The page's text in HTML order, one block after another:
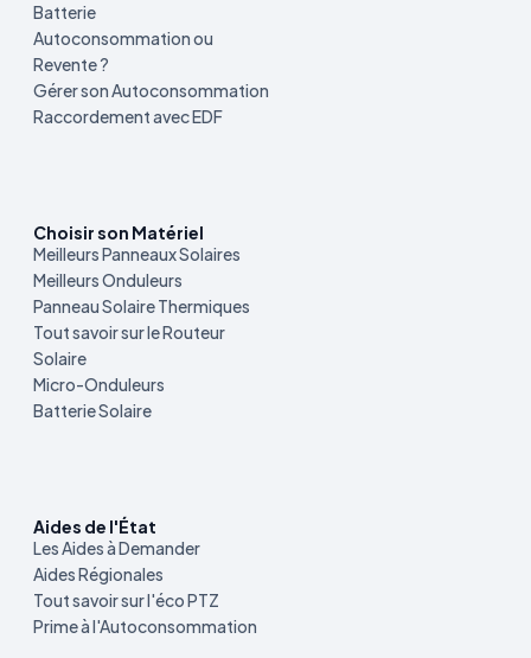
Batterie
Autoconsommation ou
Revente ?
Gérer son Autoconsommation
Raccordement avec EDF
Choisir son Matériel
Meilleurs Panneaux Solaires
Meilleurs Onduleurs
Panneau Solaire Thermiques
Tout savoir sur le Routeur
Solaire
Micro-Onduleurs
Batterie Solaire
Aides de l'État
Les Aides à Demander
Aides Régionales
Tout savoir sur l'éco PTZ
Prime à l'Autoconsommation